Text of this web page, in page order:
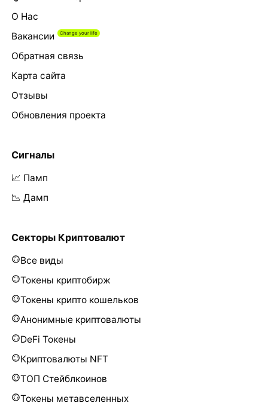
О Нас
Вакансии
Обратная связь
Карта сайта
Отзывы
Обновления проекта
Сигналы
📈 Памп
📉 Дамп
Секторы Криптовалют
Все виды
Токены криптобирж
Токены крипто кошельков
Анонимные криптовалюты
DeFi Токены
Криптовалюты NFT
ТОП Стейблкоинов
Токены метавселенных